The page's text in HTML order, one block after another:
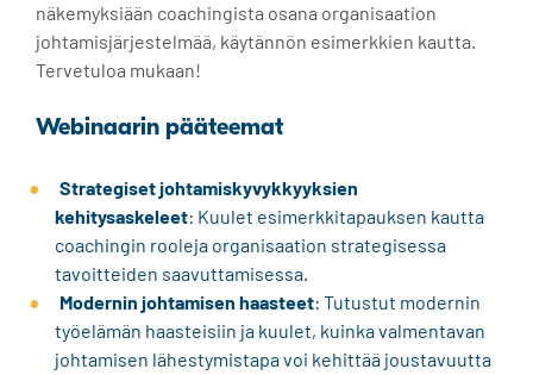
näkemyksiään coachingista osana organisaation
johtamisjärjestelmää, käytännön esimerkkien kautta.
Tervetuloa mukaan!
Webinaarin pääteemat
Strategiset johtamiskyvykkyyksien
kehitysaskeleet: Kuulet esimerkkitapauksen kautta
coachingin rooleja organisaation strategisessa
tavoitteiden saavuttamisessa.
Modernin johtamisen haasteet: Tutustut modernin
työelämän haasteisiin ja kuulet, kuinka valmentavan
johtamisen lähestymistapa voi kehittää joustavuutta